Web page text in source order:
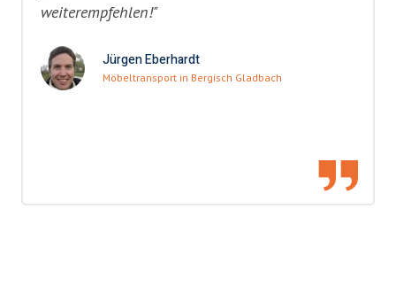
weiterempfehlen!"
Jürgen Eberhardt
Möbeltransport in Bergisch Gladbach